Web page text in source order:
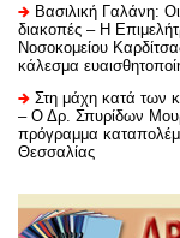
Βασιλική Γαλάνη:
διακοπές – Η
Νοσοκομείου
κάλεσμα
Στη μάχη κατά των
– Ο Δρ. Σπυρίδων
πρόγραμμα
Θεσσαλίας